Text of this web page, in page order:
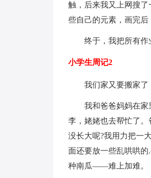
触，后来我又上网搜
些自己的元素，画完后
终于，我把所有作
小学生周记2
我们家又要搬家了，
我和爸爸妈妈在家里
李，姥姥也去帮忙了
没长大呢?我用力把一
面还要放一些乱哄哄
种南瓜——难上加难。